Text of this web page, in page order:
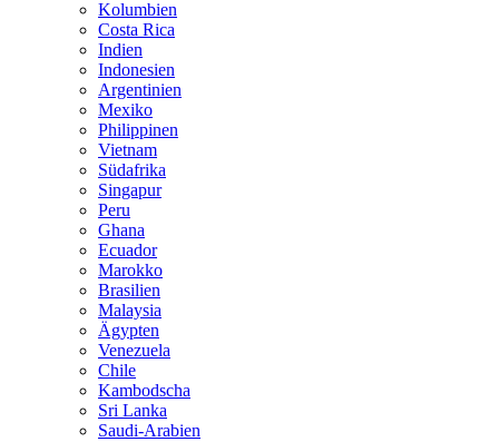
Kolumbien
Costa Rica
Indien
Indonesien
Argentinien
Mexiko
Philippinen
Vietnam
Südafrika
Singapur
Peru
Ghana
Ecuador
Marokko
Brasilien
Malaysia
Ägypten
Venezuela
Chile
Kambodscha
Sri Lanka
Saudi-Arabien